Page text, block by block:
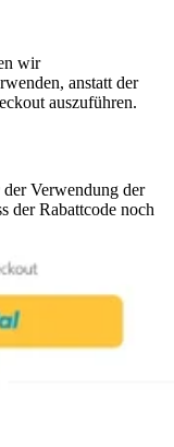
wir
anstatt der
auszuführen.
der Verwendung der
der Rabattcode noch